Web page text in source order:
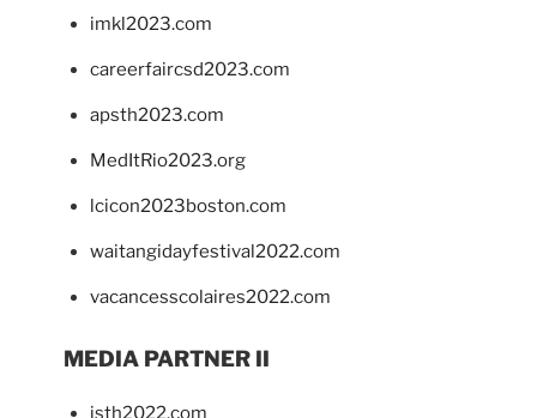
imkl2023.com
careerfaircsd2023.com
apsth2023.com
MedItRio2023.org
lcicon2023boston.com
waitangidayfestival2022.com
vacancesscolaires2022.com
MEDIA PARTNER II
isth2022.com